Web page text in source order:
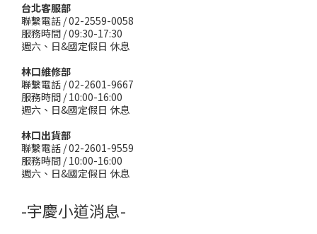
台北客服部
聯繫電話 / 02-2559-0058
服務時間 / 09:30-17:30
週六、日&國定假日 休息
林口維修部
聯繫電話 / 02-2601-9667
服務時間 / 10:00-16:00
週六、日&國定假日 休息
林口出貨部
聯繫電話 / 02-2601-9559
服務時間 / 10:00-16:00
週六、日&國定假日 休息
-宇慶小道消息-